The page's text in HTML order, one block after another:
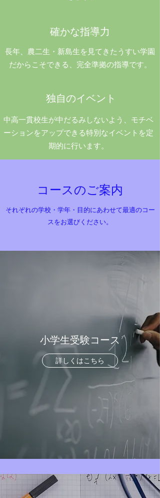
確かな指導力
長年、農二生・新島生を見てきたうすい学園
だからこそできる、完全準拠の指導です。
独自のイベント
​中高一貫校生が中だるみしないよう、モチベ
ーションをアップできる特別なイベントを定
期的に行います。
コースのご案内
それぞれの学校・学年・目的にあわせて最適のコー
スをお選びください。
小学生受験コース
詳しくはこちら